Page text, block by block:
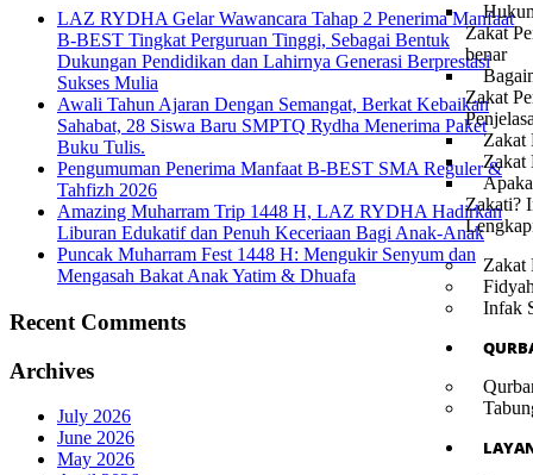
Zakat
benar
Zakat
Zakat
Zakat
Zakati?
Zakat
Infak
LAZ RYDHA Gelar Wawancara Tahap 2 Penerima Manfaat
B-BEST Tingkat Perguruan Tinggi, Sebagai Bentuk
Dukungan Pendidikan dan Lahirnya Generasi Berprestasi
Sukses Mulia
Awali Tahun Ajaran Dengan Semangat, Berkat Kebaikan
Sahabat, 28 Siswa Baru SMPTQ Rydha Menerima Paket
Buku Tulis.
Pengumuman Penerima Manfaat B-BEST SMA Reguler &
Tahfizh 2026
Amazing Muharram Trip 1448 H, LAZ RYDHA Hadirkan
Liburan Edukatif dan Penuh Keceriaan Bagi Anak-Anak
Puncak Muharram Fest 1448 H: Mengukir Senyum dan
Mengasah Bakat Anak Yatim & Dhuafa
Recent Comments
Archives
July 2026
June 2026
May 2026